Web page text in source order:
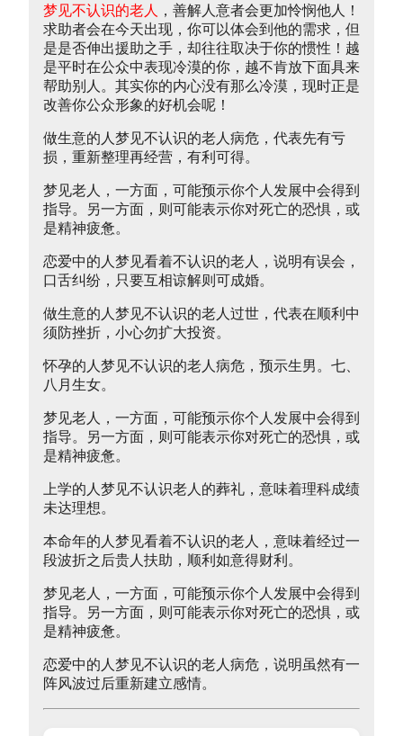
梦见不认识的老人 ，善解人意者会更加怜悯他人！
求助者会在今天出现，你可以体会到他的需求，但
是是否伸出援助之手，却往往取决于你的惯性！越
是平时在公众中表现冷漠的你，越不肯放下面具来
帮助别人。其实你的内心没有那么冷漠，现时正是
改善你公众形象的好机会呢！
做生意的人梦见不认识的老人病危，代表先有亏
损，重新整理再经营，有利可得。
梦见老人，一方面，可能预示你个人发展中会得到
指导。另一方面，则可能表示你对死亡的恐惧，或
是精神疲惫。
恋爱中的人梦见看着不认识的老人，说明有误会，
口舌纠纷，只要互相谅解则可成婚。
做生意的人梦见不认识的老人过世，代表在顺利中
须防挫折，小心勿扩大投资。
怀孕的人梦见不认识的老人病危，预示生男。七、
八月生女。
梦见老人，一方面，可能预示你个人发展中会得到
指导。另一方面，则可能表示你对死亡的恐惧，或
是精神疲惫。
上学的人梦见不认识老人的葬礼，意味着理科成绩
未达理想。
本命年的人梦见看着不认识的老人，意味着经过一
段波折之后贵人扶助，顺利如意得财利。
梦见老人，一方面，可能预示你个人发展中会得到
指导。另一方面，则可能表示你对死亡的恐惧，或
是精神疲惫。
恋爱中的人梦见不认识的老人病危，说明虽然有一
阵风波过后重新建立感情。